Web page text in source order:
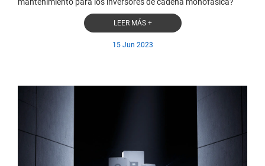
LEER MÁS +
15 Jun 2023